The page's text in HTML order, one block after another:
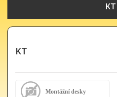
KT
KT
Montážní desky